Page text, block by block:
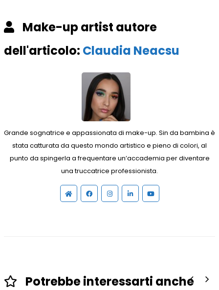
Make-up artist autore
dell'articolo: Claudia Neacsu
Grande sognatrice e appassionata di make-up. Sin da bambina è
stata catturata da questo mondo artistico e pieno di colori, al
punto da spingerla a frequentare un’accademia per diventare
una truccatrice professionista.
Sito
web
FacebookInstagramLinkedinYouTube
Potrebbe interessarti anche